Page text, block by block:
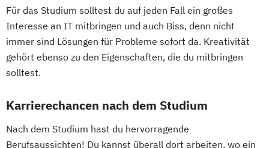
General Management
Gerontologie
Gesundheits- und Pflegepädagogik
Gesundheitspädagogik
Growth Hacking (DE/EN)
Prozessentwicklung
Logopädie Luftfahrt / Aviation
Luftverkehrsmanagement
Management internationaler
Analytik
Media Design
Medienkompetenz und Digital Literacy
Für das Studium solltest du auf jeden Fall ein großes
Interesse an IT mitbringen und auch Biss, denn nicht
immer sind Lösungen für Probleme sofort da. Kreativität
gehört ebenso zu den Eigenschaften, die du mitbringen
solltest.
Karrierechancen nach dem Studium
Nach dem Studium hast du hervorragende
Berufsaussichten! Du kannst überall dort arbeiten, wo ein